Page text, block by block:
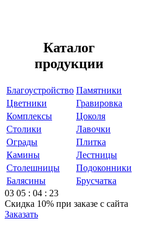
Каталог
продукции
Благоустройство Памятники
Цветники
Гравировка
Комплексы
Цоколя
Столики
Лавочки
Ограды
Плитка
Камины
Лестницы
Столешницы
Подоконники
Балясины
Брусчатка
03 05 : 04 : 23
Скидка 10% при заказе с сайта
Заказать